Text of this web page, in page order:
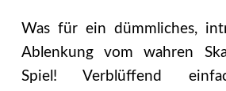
Was für ein dümmliches,
Ablenkung vom wahren
Spiel! Verblüffend